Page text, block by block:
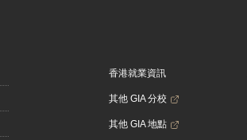
香港就業資訊
其他 GIA 分校
其他 GIA 地點